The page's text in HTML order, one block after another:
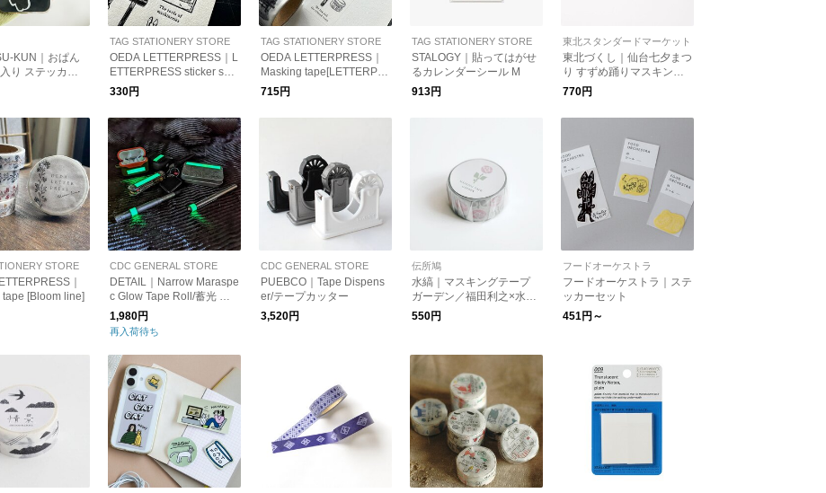
KUN｜おぱん
り ステッカー
エア ダイカッ
雑貨 プレゼント
別注】
ん
TAG STATIONERY STORE
OEDA LETTERPRESS｜L
ETTERPRESS sticker she
et [LETTERPRESS(Black)]
330円
TAG STATIONERY STORE
OEDA LETTERPRESS｜
Masking tape[LETTERPR
ESS]
715円
TAG STATIONERY STORE
STALOGY｜貼ってはがせ
るカレンダーシール M
913円
東北スタンダードマーケット
東北づくし｜仙台七夕まつ
り すずめ踊りマスキング
テープ
770円
STORE
｜
tape [Bloom line]
CDC GENERAL STORE
DETAIL｜Narrow Maraspe
c Glow Tape Roll/蓄光 テ
ープ
1,980円
再入荷待ち
CDC GENERAL STORE
PUEBCO｜Tape Dispens
er/テープカッター
3,520円
伝所鳩
水縞｜マスキングテープ
ガーデン／福田利之×水縞
【ゆうパケット対応】
550円
フードオーケストラ
フードオーケストラ｜ステ
ッカーセット
451円～